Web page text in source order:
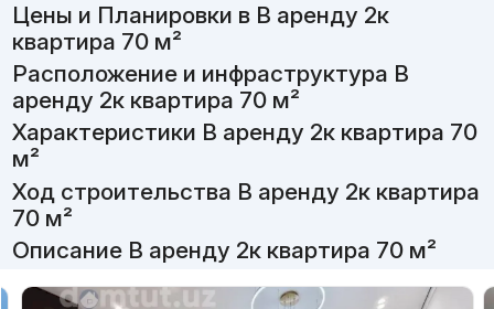
Цены и Планировки в В аренду 2к
квартира 70 м²
Расположение и инфраструктура В
аренду 2к квартира 70 м²
Характеристики В аренду 2к квартира 70
м²
Ход строительства В аренду 2к квартира
70 м²
Описание В аренду 2к квартира 70 м²